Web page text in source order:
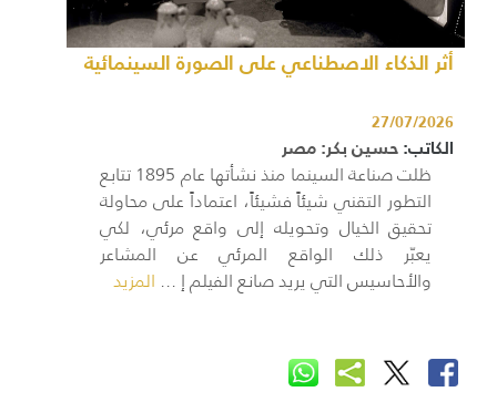
أثر الذكاء الاصطناعي على الصورة السينمائية
27/07/2026
الكاتب:حسين بكر: مصر
ظلت صناعة السينما منذ نشأتها عام 1895 تتابع
التطور التقني شيئاً فشيئاً، اعتماداً على محاولة
تحقيق الخيال وتحويله إلى واقع مرئي، لكي
يعبّر ذلك الواقع المرئي عن المشاعر
والأحاسيس التي يريد صانع الفيلم إ ...المزيد